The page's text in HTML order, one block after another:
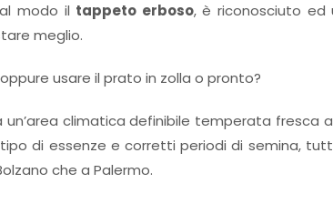
modo il tappeto erboso, è riconosciuto ed
meglio.
usare il prato in zolla o pronto?
climatica definibile temperata fresca
di essenze e corretti periodi di semina,
che a Palermo.